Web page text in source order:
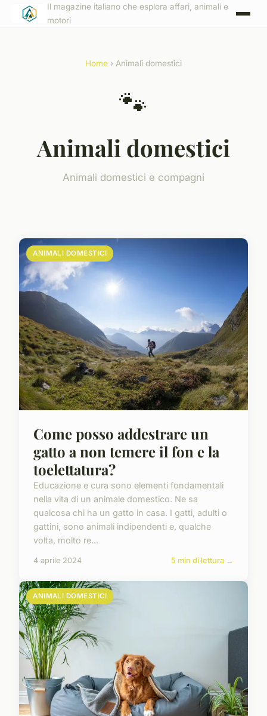
Il magazine italiano che esplora affari, animali e
motori
Home › Animali domestici
🐾
Animali domestici
Animali domestici e compagni
ANIMALI DOMESTICI
Come posso addestrare un
gatto a non temere il fon e la
toelettatura?
Educazione e cura sono elementi fondamentali
nella vita di un animale domestico. Ne sa
qualcosa chi ha un gatto in casa. I gatti, adulti o
gattini, sono animali indipendenti e, qualche
volta, molto re...
4 aprile 2024 5 min di lettura →
ANIMALI DOMESTICI